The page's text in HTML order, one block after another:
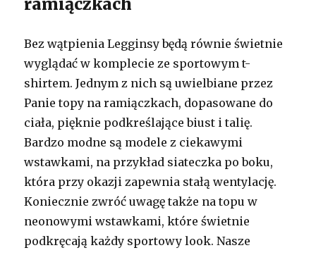
Bez wątpienia Legginsy będą równie świetnie
wyglądać w komplecie ze sportowym t-
shirtem. Jednym z nich są uwielbiane przez
Panie topy na ramiączkach, dopasowane do
ciała, pięknie podkreślające biust i talię.
Bardzo modne są modele z ciekawymi
wstawkami, na przykład siateczka po boku,
która przy okazji zapewnia stałą wentylację.
Koniecznie zwróć uwagę także na topu w
neonowymi wstawkami, które świetnie
podkręcają każdy sportowy look. Nasze